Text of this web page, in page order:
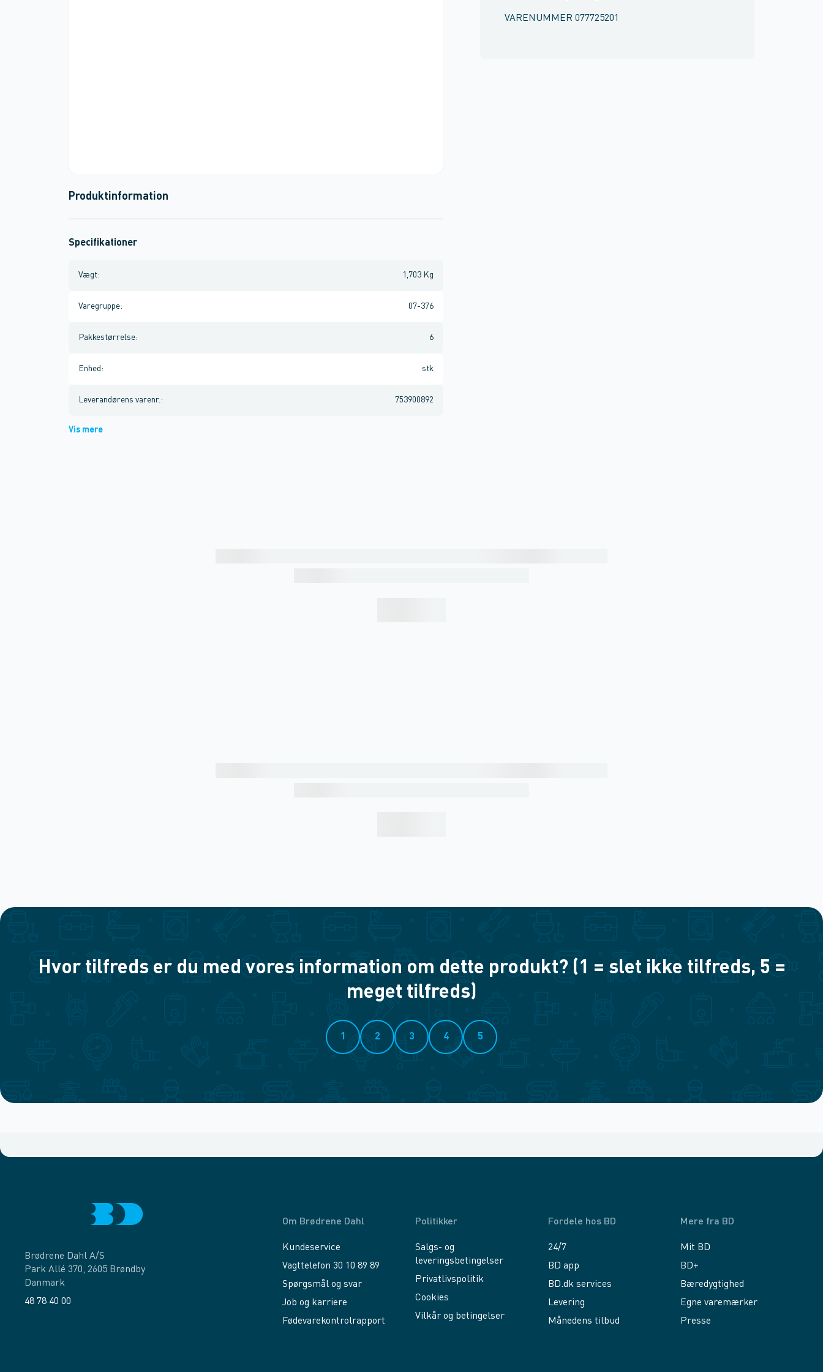
VARENUMMER 077725201
Produktinformation
Specifikationer
Vægt: 1,703 Kg
Varegruppe: 07-376
Pakkestørrelse: 6
Enhed : stk
Leverandørens varenr. : 753900892
Vis mere
Hvor tilfreds er du med vores information om dette produkt? (1 = slet ikke tilfreds, 5 =
meget tilfreds)
1 2 3 4 5
Brødrene Dahl A/S
Park Allé 370, 2605 Brøndby
Danmark
48 78 40 00
Om Brødrene Dahl
Kundeservice
Vagttelefon 30 10 89 89
Spørgsmål og svar
Job og karriere
Fødevarekontrolrapport
Politikker
Salgs- og
leveringsbetingelser
Privatlivspolitik
Cookies
Vilkår og betingelser
Fordele hos BD
24/7
BD app
BD.dk services
Levering
Månedens tilbud
Mere fra BD
Mit BD
BD+
Bæredygtighed
Egne varemærker
Presse